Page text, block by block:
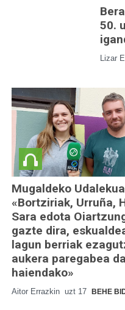
50.
Lizar
Mugaldeko
«Bortziriak, Urruña,
Sara edota
gazte dira,
lagun berriak
aukera paregabea da
haiendako»
Aitor Errazkin uzt 17 BEHE